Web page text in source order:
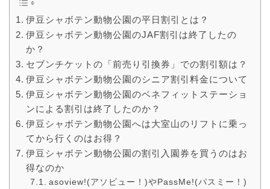
伊豆シャボテン動物公園の平日割引とは？
伊豆シャボテン動物公園のJAF割引は終了したの
か？
セブンチケットの「前売り引換券」での割引額は？
伊豆シャボテン動物公園のシニア割引料金について
伊豆シャボテン動物公園のベネフィットステーショ
ンによる割引は終了したのか？
伊豆シャボテン動物公園へは大室山のリフトに乗っ
てから行くのはお得？
伊豆シャボテン動物公園の割引入園券を買うのはお
得なのか
asoview!(アソビュー！)やPassMe!(パスミー！)